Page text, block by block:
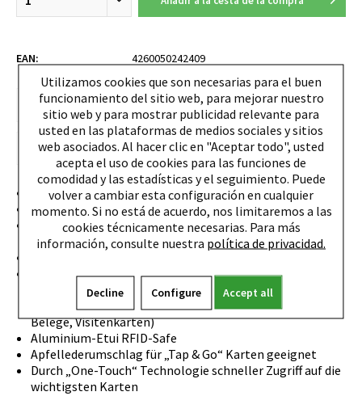
EAN: 4260050242409
Hergestellt mit veganem Apfelleder
50% Recycling Anteil beim Alu Case
Nachhaltigkeitsprodukt unter Verwendung recycelter
Materialien und alternativer, natürlicher Rohstoffe
Platz für bis zu 12 Plastikkarten (Alu-Etui: 5 Bankkarten,
Mix aus max. 4 geprägten und 1 nichtgeprägten Karte /
Apfellederumschlag: bis zu 7 Karten, Geldscheine,
Belege, Visitenkarten)
Aluminium-Etui RFID-Safe
Apfellederumschlag für „Tap & Go“ Karten geeignet
Durch „One-Touch“ Technologie schneller Zugriff auf die
wichtigsten Karten
Utilizamos cookies que son necesarias para el buen
funcionamiento del sitio web, para mejorar nuestro
sitio web y para mostrar publicidad relevante para
usted en las plataformas de medios sociales y sitios
web asociados. Al hacer clic en "Aceptar todo", usted
acepta el uso de cookies para las funciones de
comodidad y las estadísticas y el seguimiento. Puede
volver a cambiar esta configuración en cualquier
momento. Si no está de acuerdo, nos limitaremos a las
cookies técnicamente necesarias. Para más
información, consulte nuestra política de privacidad.
Decline Configure Accept all